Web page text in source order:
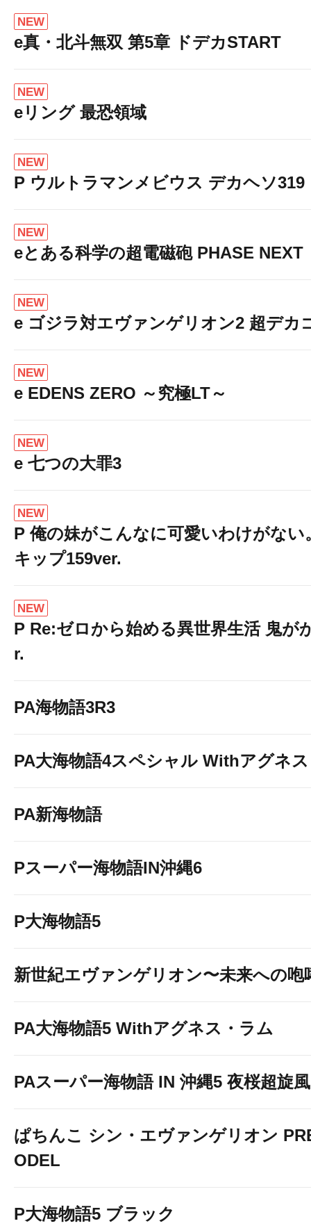
NEW
e真・北斗無双 第5章 ドデカSTART
NEW
eリング 最恐領域
NEW
P ウルトラマンメビウス デカヘソ319
NEW
eとある科学の超電磁砲 PHASE NEXT
NEW
e ゴジラ対エヴァンゲリオン2 超デカ
NEW
e EDENS ZERO ～究極LT～
NEW
e 七つの大罪3
NEW
P 俺の妹がこんなに可愛いわけがない
キップ159ver.
NEW
P Re:ゼロから始める異世界生活 鬼が
r.
PA海物語3R3
PA大海物語4スペシャル Withアグネ
PA新海物語
Pスーパー海物語IN沖縄6
P大海物語5
新世紀エヴァンゲリオン〜未来への咆
PA大海物語5 Withアグネス・ラム
PAスーパー海物語 IN 沖縄5 夜桜超旋
ぱちんこ シン・エヴァンゲリオン
ODEL
P大海物語5 ブラック